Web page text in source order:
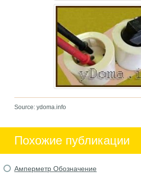
Source: ydoma.info
Похожие публикации
Амперметр Обозначение